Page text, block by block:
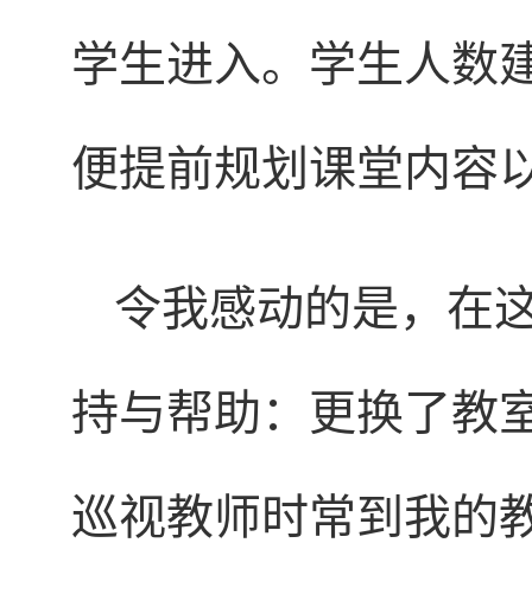
学生进入。学生人数
便提前规划课堂内容
令我感动的是，在
持与帮助：更换了教
巡视教师时常到我的